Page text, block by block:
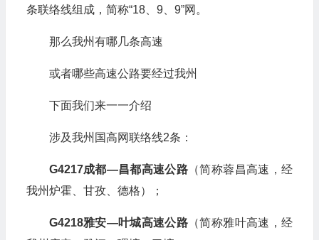
条联络线组成，简称“18、9、9”网。
那么我州有哪几条高速
或者哪些高速公路要经过我州
下面我们来一一介绍
涉及我州国高网联络线2条：
G4217成都—昌都高速公路 （简称蓉昌高速，经
我州炉霍、甘孜、德格）；
G4218雅安—叶城高速公路 （简称雅叶高速，经